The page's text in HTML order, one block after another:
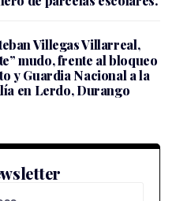
Villegas Villarreal,
mudo, frente al bloqueo
y Guardia Nacional a la
en Lerdo, Durango